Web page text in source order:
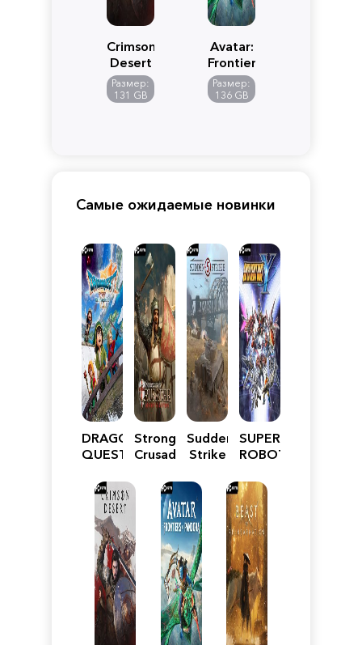
Crimson
Desert
Размер:
131 GB
Avatar:
Frontiers
of
Pandora
Размер:
136 GB
Самые ожидаемые новинки
DRAGON
QUEST
Reimagined
Stronghold
Crusader:
Edition
Sudden
Strike
SUPER
ROBOT
Y